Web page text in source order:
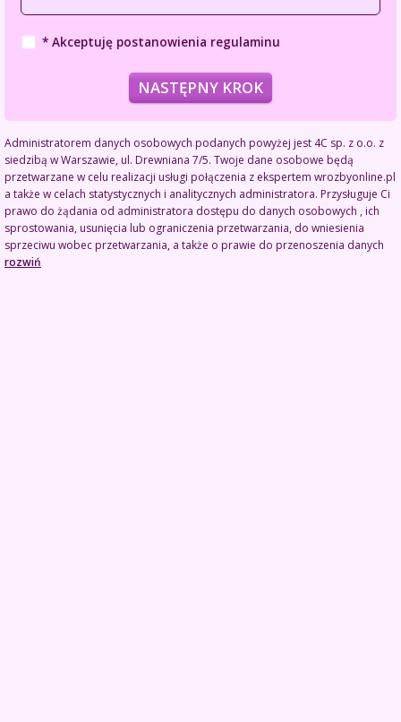
* Akceptuję postanowienia regulaminu
NASTĘPNY KROK
Administratorem danych osobowych podanych powyżej jest 4C sp. z o.o. z
siedzibą w Warszawie, ul. Drewniana 7/5. Twoje dane osobowe będą
przetwarzane w celu realizacji usługi połączenia z ekspertem wrozbyonline.pl
a także w celach statystycznych i analitycznych administratora. Przysługuje Ci
prawo do żądania od administratora dostępu do danych osobowych , ich
sprostowania, usunięcia lub ograniczenia przetwarzania, do wniesienia
sprzeciwu wobec przetwarzania, a także o prawie do przenoszenia danych
rozwiń